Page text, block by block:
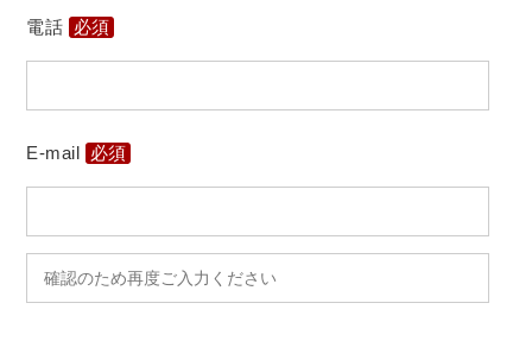
電話 必須
E-mail 必須